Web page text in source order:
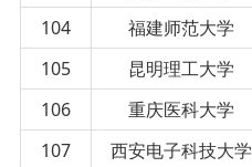
104
福建师范大学
105
昆明理工大学
106
重庆医科大学
107
西安电子科技大学